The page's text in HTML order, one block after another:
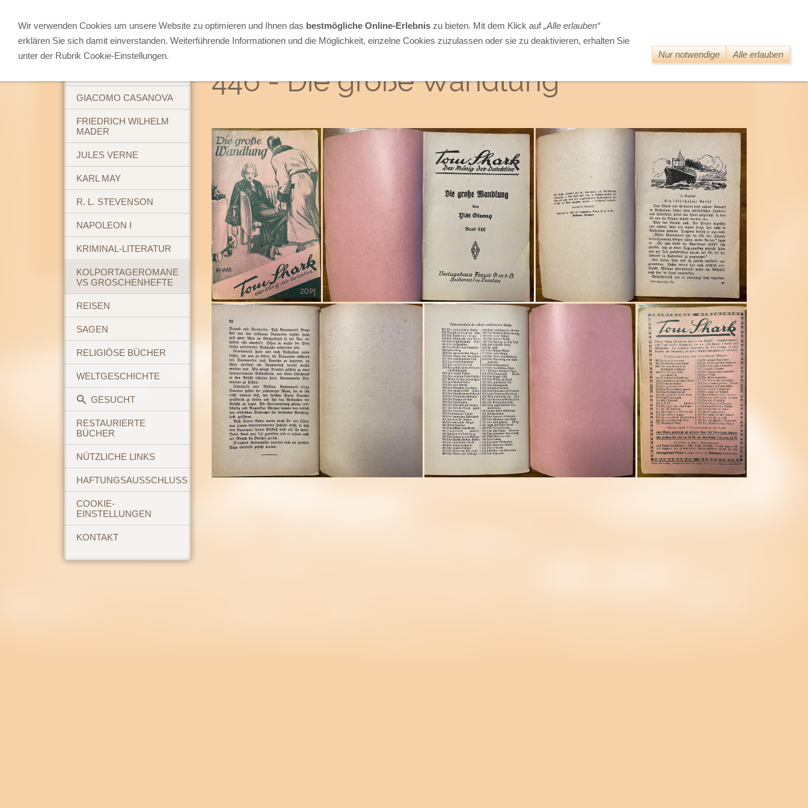
ABENTEUERBÜCHER
GIACOMO CASANOVA
FRIEDRICH WILHELM
MADER
JULES VERNE
KARL MAY
R. L. STEVENSON
NAPOLEON I
KRIMINAL-LITERATUR
KOLPORTAGEROMANE
VS GROSCHENHEFTE
REISEN
SAGEN
RELIGIÖSE BÜCHER
WELTGESCHICHTE
GESUCHT
RESTAURIERTE
BÜCHER
NÜTZLICHE LINKS
HAFTUNGSAUSSCHLUSS
COOKIE-
EINSTELLUNGEN
KONTAKT
446 - Die große Wandlung
Wir verwenden Cookies um unsere Website zu optimieren und Ihnen das bestmögliche Online-Erlebnis zu bieten. Mit dem Klick auf„Alle erlauben“
erklären Sie sich damit einverstanden. Weiterführende Informationen und die Möglichkeit, einzelne Cookies zuzulassen oder sie zu deaktivieren, erhalten Sie
unter der Rubrik Cookie-Einstellungen.
Nur notwendige Alle erlauben